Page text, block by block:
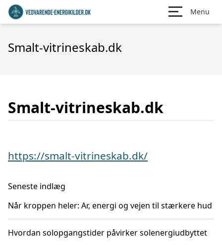
Menu
Smalt-vitrineskab.dk
Smalt-vitrineskab.dk
https://smalt-vitrineskab.dk/
Seneste indlæg
Når kroppen heler: Ar, energi og vejen til stærkere hud
Hvordan solopgangstider påvirker solenergiudbyttet